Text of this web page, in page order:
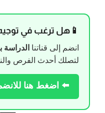
📱هل ترغب في توجيه
انضم إلى قناتنا الدراسة
لتصلك أحدث الفرص
⬅️ اضغط هنا